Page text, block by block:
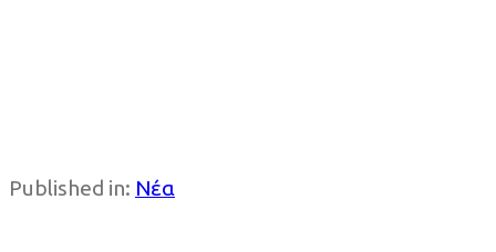
Published in: Νέα